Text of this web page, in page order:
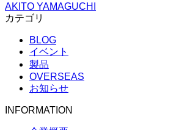
AKITO YAMAGUCHI
カテゴリ
BLOG
イベント
製品
OVERSEAS
お知らせ
INFORMATION